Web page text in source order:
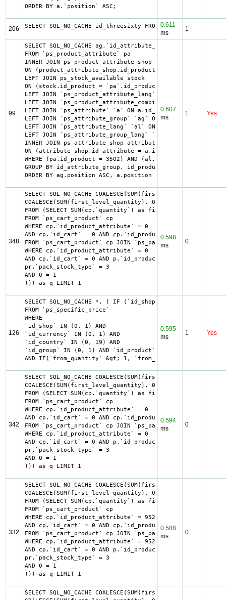
ORDER BY a.`position` ASC;
206 SELECT SQL_NO_CACHE id_threesixty FROM
0.611
ms
1
99
SELECT SQL_NO_CACHE ag.`id_attribute_group`,
FROM `ps_product_attribute` pa
INNER JOIN ps_product_attribute_shop
ON (product_attribute_shop.id_product_attribute =
LEFT JOIN ps_stock_available stock
ON (stock.id_product = `pa`.id_product AND
LEFT JOIN `ps_product_attribute_lang` `pal` ON
LEFT JOIN `ps_product_attribute_combination` `pac` ON
LEFT JOIN `ps_attribute` `a` ON a.id_attribute =
LEFT JOIN `ps_attribute_group` `ag` ON
LEFT JOIN `ps_attribute_lang` `al` ON a.id_attribute =
LEFT JOIN `ps_attribute_group_lang` `agl` ON
INNER JOIN ps_attribute_shop attribute_shop
ON (attribute_shop.id_attribute = a.id_attribute AND
WHERE (pa.id_product = 3502) AND (al.id_lang = 2)
GROUP BY id_attribute_group, id_product_attribute
ORDER BY ag.position ASC, a.position ASC, agl.name ASC
0.607
ms
1 Yes
348
SELECT SQL_NO_CACHE
COALESCE(SUM(first_level_quantity), 0) as quantity
FROM (SELECT SUM(cp.`quantity`) as
FROM `ps_cart_product` cp
WHERE cp.`id_product_attribute` = 0
AND cp.`id_cart` = 0 AND cp.`id_product` = 2461
FROM `ps_cart_product` cp JOIN `ps_pack` p ON
WHERE cp.`id_product_attribute` = 0
AND cp.`id_cart` = 0 AND p.`id_product_item` = 2461
pr.`pack_stock_type` = 3
AND 0 = 1
))) as q LIMIT 1
0.598
ms
0
126
SELECT SQL_NO_CACHE *, ( IF (`id_shop` = 1, 2,
FROM `ps_specific_price`
WHERE
`id_shop` IN (0, 1) AND
`id_currency` IN (0, 1) AND
`id_country` IN (0, 19) AND
`id_group` IN (0, 1) AND `id_product` = 0 AND
AND IF(`from_quantity` &gt; 1, `from_quantity`, 0) &lt;= 1
0.595
ms
1 Yes
342
SELECT SQL_NO_CACHE
COALESCE(SUM(first_level_quantity), 0) as quantity
FROM (SELECT SUM(cp.`quantity`) as
FROM `ps_cart_product` cp
WHERE cp.`id_product_attribute` = 0
AND cp.`id_cart` = 0 AND cp.`id_product` = 2459
FROM `ps_cart_product` cp JOIN `ps_pack` p ON
WHERE cp.`id_product_attribute` = 0
AND cp.`id_cart` = 0 AND p.`id_product_item` = 2459
pr.`pack_stock_type` = 3
AND 0 = 1
))) as q LIMIT 1
0.594
ms
0
332
SELECT SQL_NO_CACHE
COALESCE(SUM(first_level_quantity), 0) as quantity
FROM (SELECT SUM(cp.`quantity`) as
FROM `ps_cart_product` cp
WHERE cp.`id_product_attribute` = 9525
AND cp.`id_cart` = 0 AND cp.`id_product` = 3262
FROM `ps_cart_product` cp JOIN `ps_pack` p ON
WHERE cp.`id_product_attribute` = 9525
AND cp.`id_cart` = 0 AND p.`id_product_item` = 3262
pr.`pack_stock_type` = 3
AND 0 = 1
))) as q LIMIT 1
0.588
ms
0
SELECT SQL_NO_CACHE